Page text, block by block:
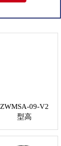
ZWMSA-09-V2
型高